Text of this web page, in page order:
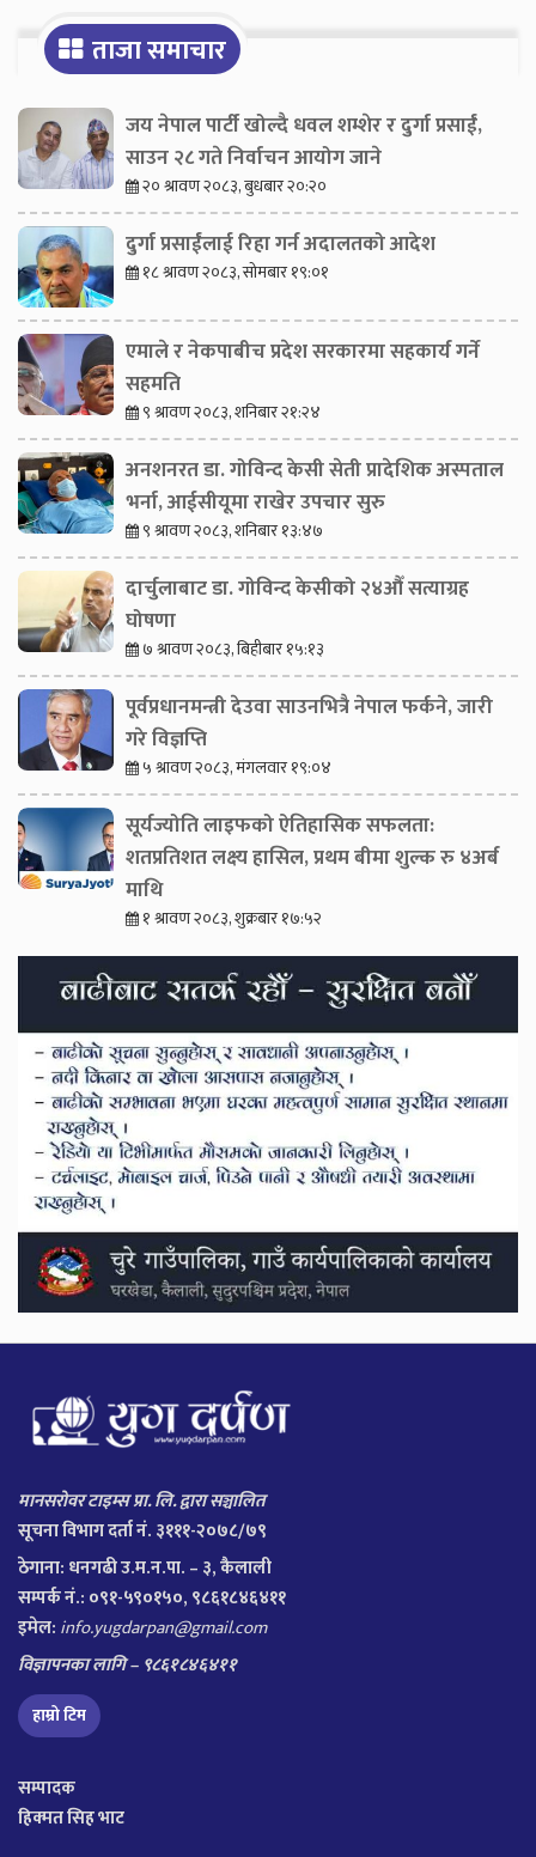
ताजा समाचार
जय नेपाल पार्टी खोल्दै धवल शम्शेर र दुर्गा प्रसाईं,
साउन २८ गते निर्वाचन आयोग जाने
२० श्रावण २०८३, बुधबार २०:२०
दुर्गा प्रसाईंलाई रिहा गर्न अदालतको आदेश
१८ श्रावण २०८३, सोमबार १९:०१
एमाले र नेकपाबीच प्रदेश सरकारमा सहकार्य गर्ने
सहमति
९ श्रावण २०८३, शनिबार २१:२४
अनशनरत डा. गोविन्द केसी सेती प्रादेशिक अस्पताल
भर्ना, आईसीयूमा राखेर उपचार सुरु
९ श्रावण २०८३, शनिबार १३:४७
दार्चुलाबाट डा. गोविन्द केसीको २४औँ सत्याग्रह
घोषणा
७ श्रावण २०८३, बिहीबार १५:१३
पूर्वप्रधानमन्त्री देउवा साउनभित्रै नेपाल फर्कने, जारी
गरे विज्ञप्ति
५ श्रावण २०८३, मंगलवार १९:०४
सूर्यज्योति लाइफको ऐतिहासिक सफलता:
शतप्रतिशत लक्ष्य हासिल, प्रथम बीमा शुल्क रु ४अर्ब
माथि
१ श्रावण २०८३, शुक्रबार १७:५२
मानसरोवर टाइम्स प्रा. लि. द्वारा सञ्चालित
सूचना विभाग दर्ता नं. ३१११-२०७८/७९
ठेगाना: धनगढी उ.म.न.पा. – ३, कैलाली
सम्पर्क नं.: ०९१-५९०१५०, ९८६१८४६४११
इमेल: info.yugdarpan@gmail.com
विज्ञापनका लागि – ९८६१८४६४११
हाम्रो टिम
सम्पादक
हिक्मत सिह भाट